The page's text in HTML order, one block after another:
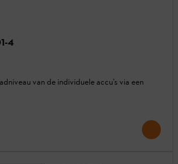
4
van de individuele accu’s via een